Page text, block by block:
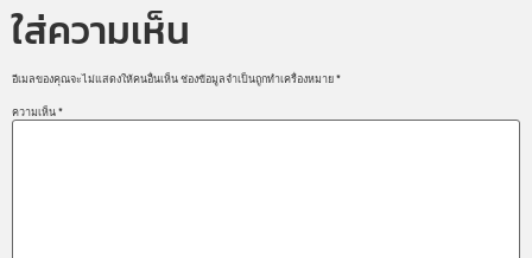
ใส่ความเห็น
อีเมลของคุณจะไม่แสดงให้คนอื่นเห็นช่องข้อมูลจำเป็นถูกทำเครื่องหมาย*
ความเห็น*